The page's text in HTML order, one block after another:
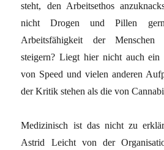
steht, den Arbeitsethos
nicht Drogen und Pillen
Arbeitsfähigkeit der Menschen
steigern? Liegt hier nicht auch
von Speed und vielen anderen
der Kritik stehen als die von
Medizinisch ist das nicht zu
Astrid Leicht von der